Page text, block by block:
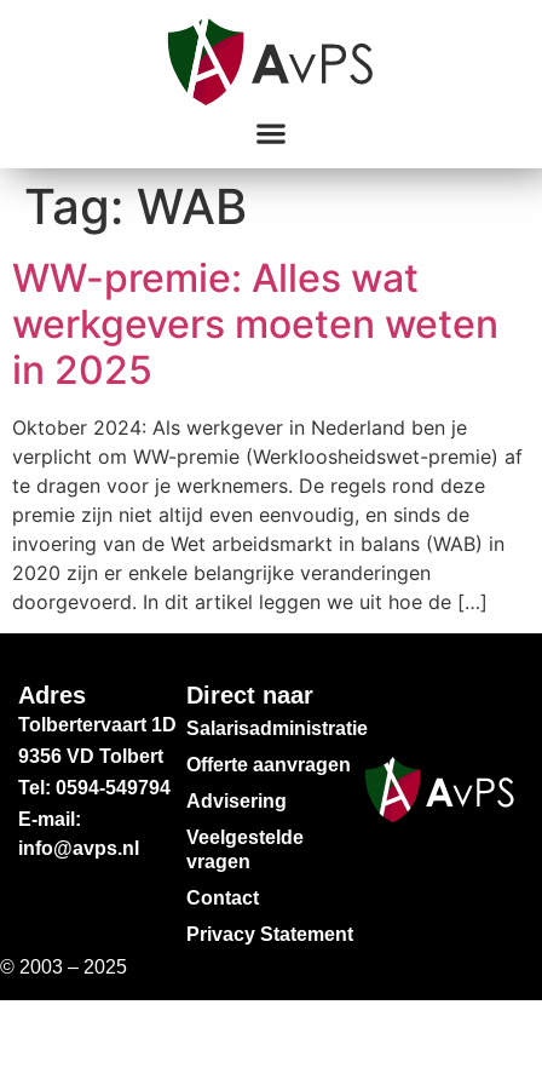
Tag:WAB
WW-premie: Alles wat
werkgevers moeten weten
in 2025
Oktober 2024: Als werkgever in Nederland ben je
verplicht om WW-premie (Werkloosheidswet-premie) af
te dragen voor je werknemers. De regels rond deze
premie zijn niet altijd even eenvoudig, en sinds de
invoering van de Wet arbeidsmarkt in balans (WAB) in
2020 zijn er enkele belangrijke veranderingen
doorgevoerd. In dit artikel leggen we uit hoe de […]
Adres
Tolbertervaart 1D
9356 VD Tolbert
Tel: 0594-549794
E-mail:
info@avps.nl
Direct naar
Salarisadministratie
Offerte aanvragen
Advisering
Veelgestelde
vragen
Contact
Privacy Statement
© 2003 – 2025